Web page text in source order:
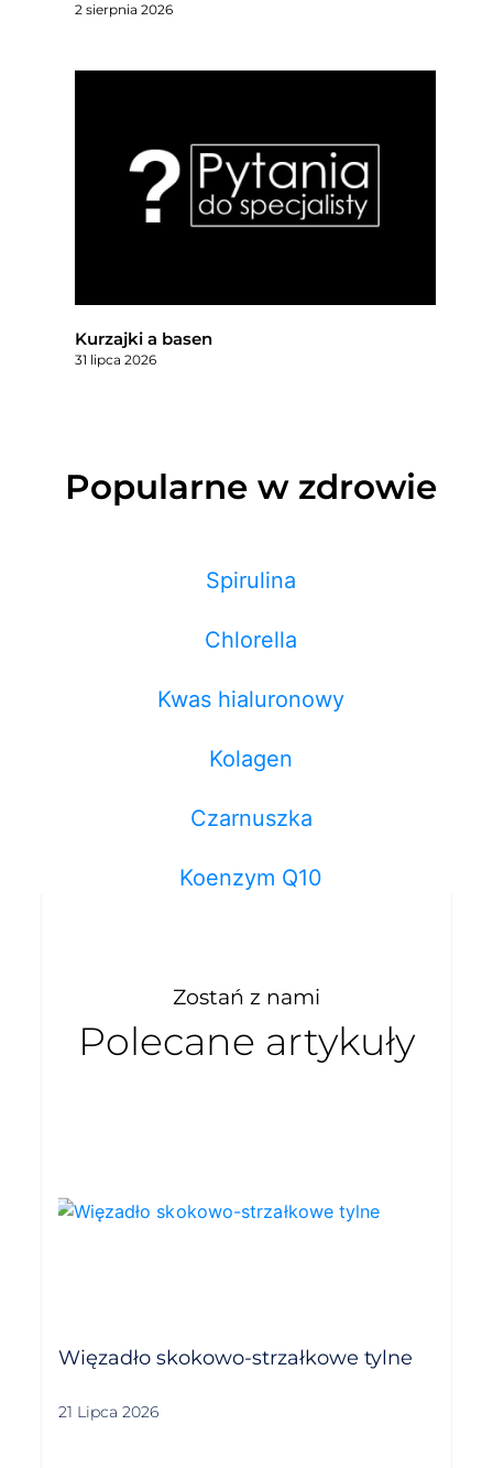
2 sierpnia 2026
Kurzajki a basen
31 lipca 2026
Popularne w zdrowie
Spirulina
Chlorella
Kwas hialuronowy
Kolagen
Czarnuszka
Koenzym Q10
Zostań z nami
Polecane artykuły
Więzadło skokowo-strzałkowe tylne
21 Lipca 2026